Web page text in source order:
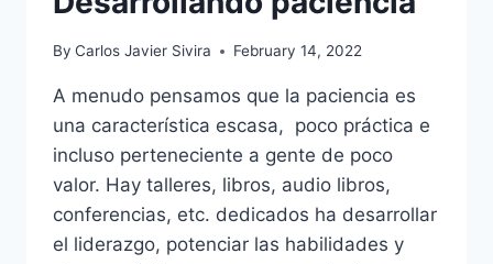
By Carlos Javier Sivira February 14, 2022
A menudo pensamos que la paciencia es
una característica escasa, poco práctica e
incluso perteneciente a gente de poco
valor. Hay talleres, libros, audio libros,
conferencias, etc. dedicados ha desarrollar
el liderazgo, potenciar las habilidades y